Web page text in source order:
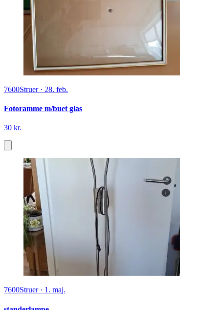
7600Struer· 28. feb.
Fotoramme m/buet glas
30 kr.
7600Struer· 1. maj.